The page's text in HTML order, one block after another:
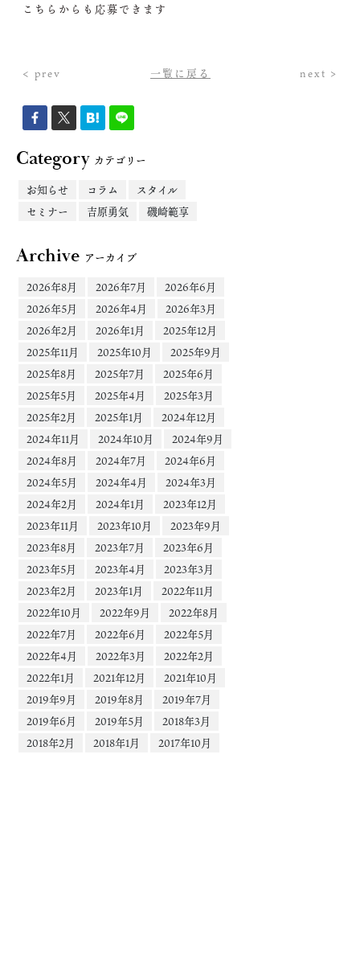
こちらからも応募できます
< prev 一覧に戻る next >
Categoryカテゴリー
お知らせ
コラム
スタイル
セミナー
吉原勇気 磯崎範享
Archive アーカイブ
2026年8月
2026年7月
2026年6月
2026年5月
2026年4月
2026年3月
2026年2月
2026年1月
2025年12月
2025年11月
2025年10月
2025年9月
2025年8月
2025年7月
2025年6月
2025年5月
2025年4月
2025年3月
2025年2月
2025年1月
2024年12月
2024年11月
2024年10月
2024年9月
2024年8月
2024年7月
2024年6月
2024年5月
2024年4月
2024年3月
2024年2月
2024年1月
2023年12月
2023年11月
2023年10月
2023年9月
2023年8月
2023年7月
2023年6月
2023年5月
2023年4月
2023年3月
2023年2月
2023年1月
2022年11月
2022年10月
2022年9月
2022年8月
2022年7月
2022年6月
2022年5月
2022年4月
2022年3月
2022年2月
2022年1月
2021年12月
2021年10月
2019年9月
2019年8月
2019年7月
2019年6月
2019年5月
2018年3月
2018年2月
2018年1月 2017年10月